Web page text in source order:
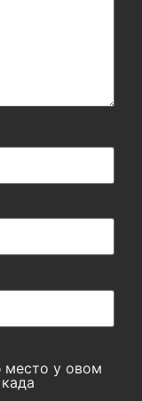
место у овом